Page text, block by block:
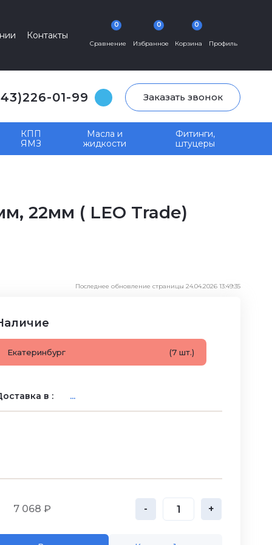
Контакты
Сравнение
0
Избранное
0
Корзина
0
Профиль
01-99 Заказать звонок
КПП
ЯМЗ
Масла и
жидкости
Фитинги,
штуцеры
22мм ( LEO Trade)
Последнее обновление страницы 24.04.2026 13:49:35
Екатеринбург (7 шт.)
в : ...
7 068 ₽ - +